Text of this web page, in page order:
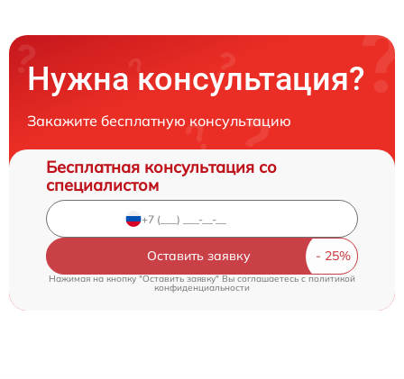
Нужна консультация?
Закажите бесплатную консультацию
Бесплатная консультация со
специалистом
Оставить заявку
Нажимая на кнопку "Оставить заявку" Вы соглашаетесь c политикой
конфиденциальности